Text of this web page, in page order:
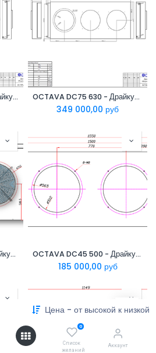
Цена - от высокой к низкой
0
Список
желаний
Аккаунт
OCTAVA DC100 630 - Драйкулер систем гидро-охлаждения OCTAVA DC75 630 - Драйкулер систем гидро-охлаждения
349 000,00 руб
OCTAVA DC65 630 - Драйкулер систем гидро-охлаждения OCTAVA DC45 500 - Драйкулер систем гидро-охлаждения
185 000,00 руб